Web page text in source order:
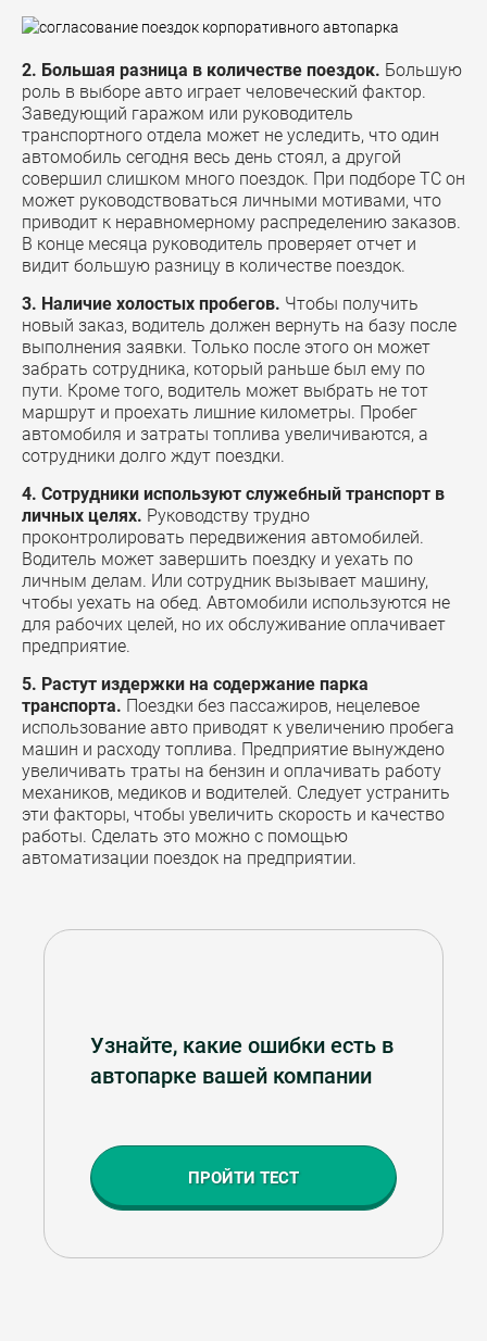
2. Большая разница в количестве поездок. Большую
роль в выборе авто играет человеческий фактор.
Заведующий гаражом или руководитель
транспортного отдела может не уследить, что один
автомобиль сегодня весь день стоял, а другой
совершил слишком много поездок. При подборе ТС он
может руководствоваться личными мотивами, что
приводит к неравномерному распределению заказов.
В конце месяца руководитель проверяет отчет и
видит большую разницу в количестве поездок.
3. Наличие холостых пробегов. Чтобы получить
новый заказ, водитель должен вернуть на базу после
выполнения заявки. Только после этого он может
забрать сотрудника, который раньше был ему по
пути. Кроме того, водитель может выбрать не тот
маршрут и проехать лишние километры. Пробег
автомобиля и затраты топлива увеличиваются, а
сотрудники долго ждут поездки.
4. Сотрудники используют служебный транспорт в
личных целях. Руководству трудно
проконтролировать передвижения автомобилей.
Водитель может завершить поездку и уехать по
личным делам. Или сотрудник вызывает машину,
чтобы уехать на обед. Автомобили используются не
для рабочих целей, но их обслуживание оплачивает
предприятие.
5. Растут издержки на содержание парка
транспорта. Поездки без пассажиров, нецелевое
использование авто приводят к увеличению пробега
машин и расходу топлива. Предприятие вынуждено
увеличивать траты на бензин и оплачивать работу
механиков, медиков и водителей. Следует устранить
эти факторы, чтобы увеличить скорость и качество
работы. Сделать это можно с помощью
автоматизации поездок на предприятии.
Узнайте, какие ошибки есть в
автопарке вашей компании
ПРОЙТИ ТЕСТ